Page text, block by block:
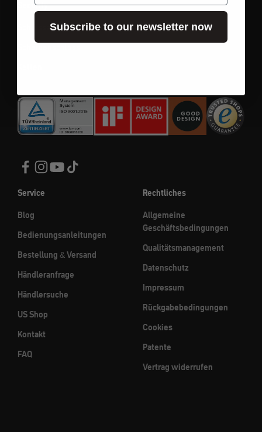
Security
Schlösser
Service
Blog
Bedienungsanleitungen
Bestellung & Versand
Händleranfrage
Händlersuche
US Shop
Kontakt
FAQ
Rechtliches
Allgemeine
Geschäftsbedingungen
Qualitätsmanagement
Datenschutz
Impressum
Rückgabebedingungen
Cookies
Patente
Vertrag widerrufen
Subscribe to our newsletter now